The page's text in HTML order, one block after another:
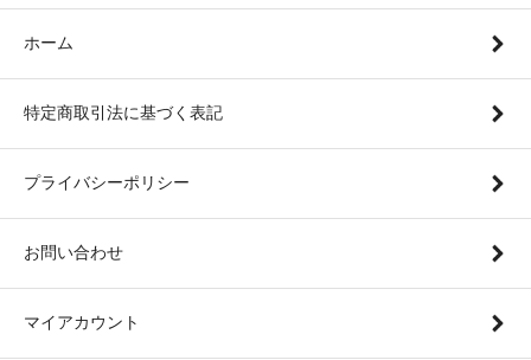
ホーム
特定商取引法に基づく表記
プライバシーポリシー
お問い合わせ
マイアカウント